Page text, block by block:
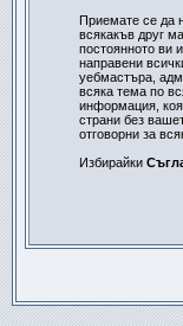
Приемате се да
всякакъв друг
постоянното ви
направени
уебмастъра,
всяка тема по
информация,
страни без
отговорни за
Избирайки